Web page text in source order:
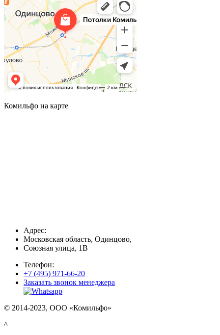
Комильфо на карте
Адрес:
Московская область, Одинцово,
Союзная улица, 1В
Телефон:
+7 (495) 971-66-20
Заказать звонок менеджера
© 2014-2023, ООО «Комильфо»
^